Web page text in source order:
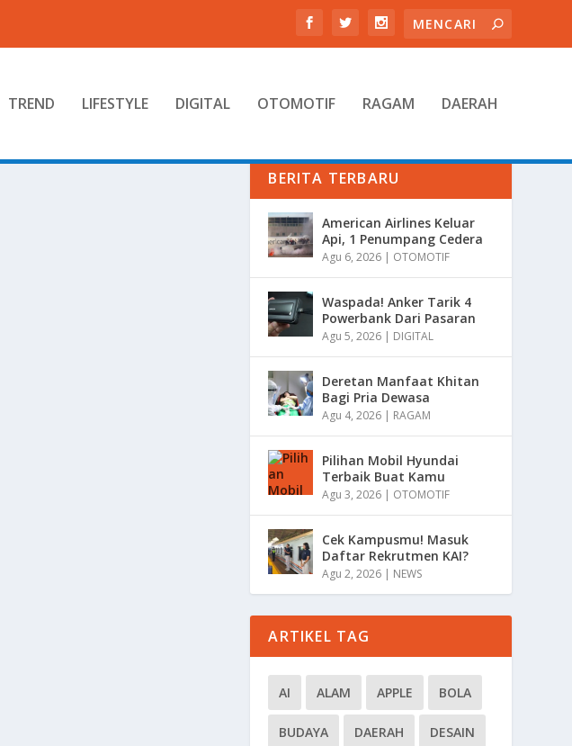
TREND LIFESTYLE DIGITAL OTOMOTIF RAGAM DAERAH
BERITA TERBARU
American Airlines Keluar
Api, 1 Penumpang Cedera
Agu 6, 2026 | OTOMOTIF
Waspada! Anker Tarik 4
Powerbank Dari Pasaran
Agu 5, 2026 | DIGITAL
Deretan Manfaat Khitan
Bagi Pria Dewasa
Agu 4, 2026 | RAGAM
Pilihan Mobil Hyundai
Terbaik Buat Kamu
Agu 3, 2026 | OTOMOTIF
Cek Kampusmu! Masuk
Daftar Rekrutmen KAI?
Agu 2, 2026 | NEWS
ARTIKEL TAG
AI ALAM APPLE BOLA
BUDAYA DAERAH DESAIN